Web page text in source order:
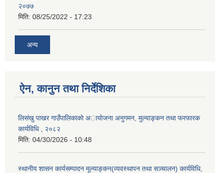
२०७७
मिति: 08/25/2022 - 17:23
अन्य
ऐन, कानुन तथा निर्देशिका
लिसंखु पाखर गाउँपालिकाकाे अायाेजना अनुगमन, मुल्याङ्कन तथा फरफारक
कार्यविधि , २०८२
मिति: 04/30/2026 - 10:48
स्थानीय शासन कार्यसम्पादन मूल्याङ्कन(व्यवस्थापन तथा सञ्चालन) कार्यविधि,